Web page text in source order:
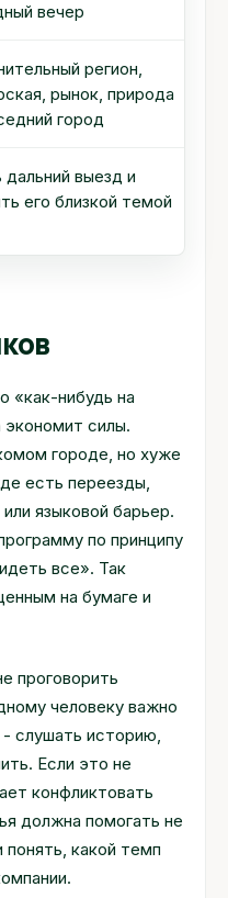
вечер
регион,
рынок, природа
город
дальний выезд и
его близкой темой
«как-нибудь на
силы.
городе, но хуже
есть переезды,
языковой барьер.
по принципу
все». Так
на бумаге и
проговорить
человеку важно
слушать историю,
Если это не
конфликтовать
должна помогать не
какой темп